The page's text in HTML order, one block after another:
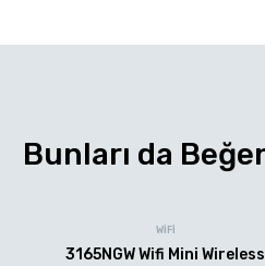
Bunları da
WİFİ
3165NGW Wifi Mini Wireless